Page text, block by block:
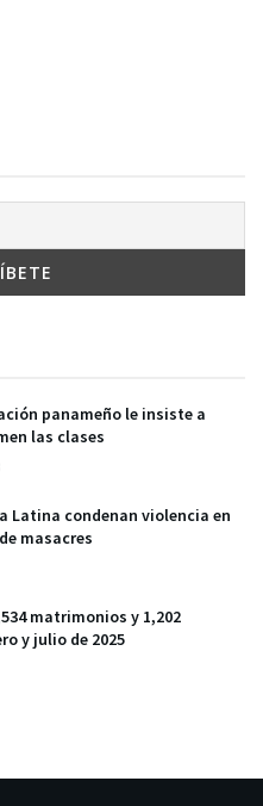
panameño le insiste a
las clases
Latina condenan violencia en
masacres
matrimonios y 1,202
y julio de 2025